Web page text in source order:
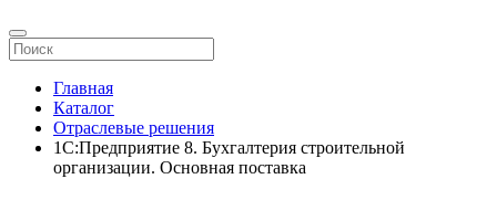
Главная
Каталог
Отраслевые решения
1С:Предприятие 8. Бухгалтерия строительной
организации. Основная поставка